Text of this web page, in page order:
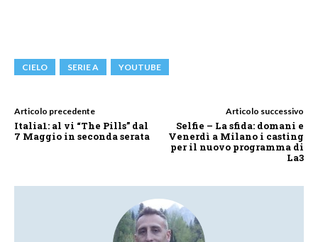
CIELO SERIE A YOUTUBE
Articolo precedente
Italia1: al vi “The Pills” dal
7 Maggio in seconda serata
Articolo successivo
Selfie – La sfida: domani e
Venerdì a Milano i casting
per il nuovo programma di
La3